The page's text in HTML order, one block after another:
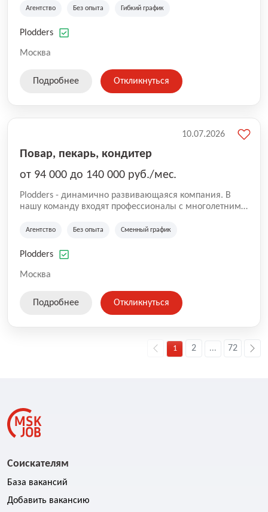
на рынке аутсорсинга, а накопленный опыт позволяют
оказываемых услуг.
Агентство Без опыта Гибкий график
Plodders
Москва
Подробнее Откликнуться
Повар, пекарь, кондитер
от 94 000 до 140 000 руб./мес.
Plodders - динамично развивающаяся компания. В
нашу команду входят профессионалы с многолетним
на рынке аутсорсинга, а накопленный опыт позволяют
оказываемых услуг.
Агентство Без опыта Сменный график
Plodders
Москва
10.07.2026
Подробнее Откликнуться
1 2 ... 72
Соискателям
База вакансий
Добавить вакансию